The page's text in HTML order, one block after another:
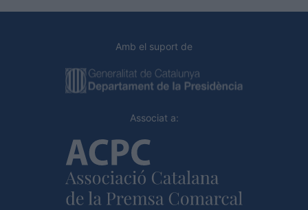
Amb el suport de
Associat a: